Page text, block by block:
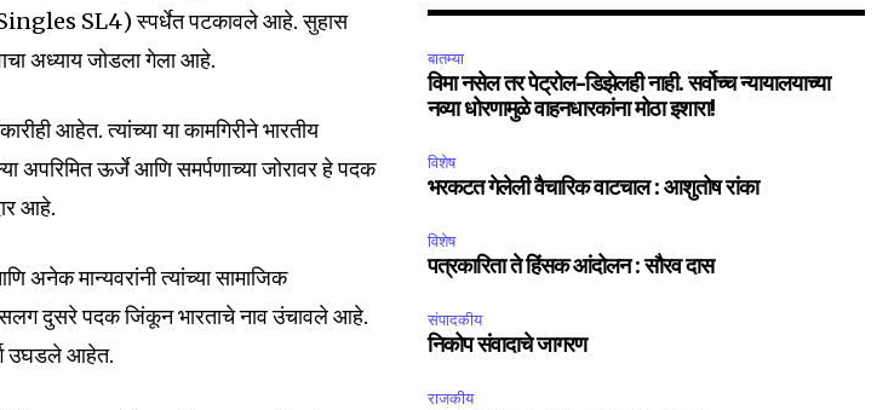
or click
privacy and
SUBSCRIBE
I've read and accept the Privacy Policy
Singles SL4) स्पर्धेत पटकावले आहे. सुहास
अध्याय जोडला गेला आहे.
आहेत. त्यांच्या या कामगिरीने भारतीय
ऊर्जे आणि समर्पणाच्या जोरावर हे पदक
आहे.
अनेक मान्यवरांनी त्यांच्या सामाजिक
सलग दुसरे पदक जिंकून भारताचे नाव उंचावले आहे.
उघडले आहेत.
बातम्या
विमा नसेल तर पेट्रोल-डिझेलही नाही. सर्वोच्च न्यायालयाच्या
नव्या धोरणामुळे वाहनधारकांना मोठा इशारा!
विशेष
भरकटत गेलेली वैचारिक वाटचाल : आशुतोष रांका
विशेष
पत्रकारिता ते हिंसक आंदोलन : सौरव दास
संपादकीय
निकोप संवादाचे जागरण
राजकीय